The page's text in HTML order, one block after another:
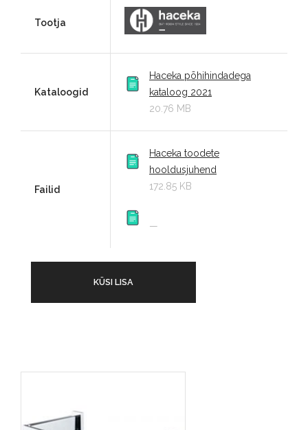
Tootja
Kataloogid
Haceka põhihindadega
kataloog 2021
20.76 MB
Failid
Haceka toodete
hooldusjuhend
172.85 KB
—
KÜSI LISA